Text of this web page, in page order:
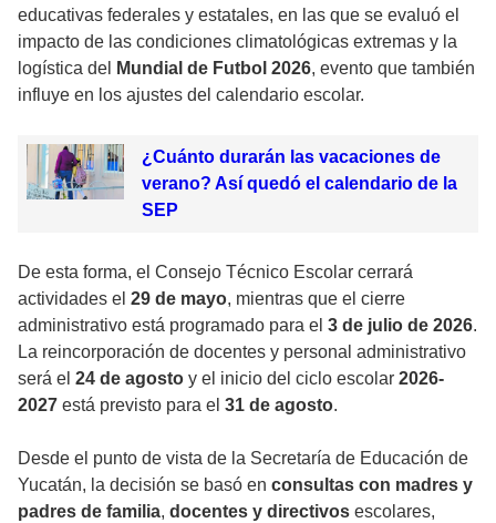
educativas federales y estatales, en las que se evaluó el
impacto de las condiciones climatológicas extremas y la
logística del
Mundial de Futbol 2026, evento que también
influye en los ajustes del calendario escolar.
¿Cuánto durarán las vacaciones de
verano? Así quedó el calendario de la
SEP
De esta forma, el Consejo Técnico Escolar cerrará
actividades el 29 de mayo, mientras que el cierre
administrativo está programado para el 3 de julio de 2026.
La reincorporación de docentes y personal administrativo
será el 24 de agosto y el inicio del ciclo escolar 2026-
2027 está previsto para el 31 de agosto.
Desde el punto de vista de la Secretaría de Educación de
Yucatán, la decisión se basó en consultas con madres y
padres de familia, docentes y directivos escolares,